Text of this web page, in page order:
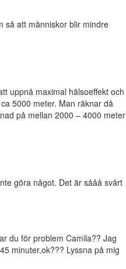
så att människor blir mindre
uppnå maximal hälsoeffekt och
5000 meter. Man räknar då
på mellan 2000 – 4000 meter
göra något. Det är sååå svårt
du för problem Camila?? Jag
minuter,ok??? Lyssna på mig